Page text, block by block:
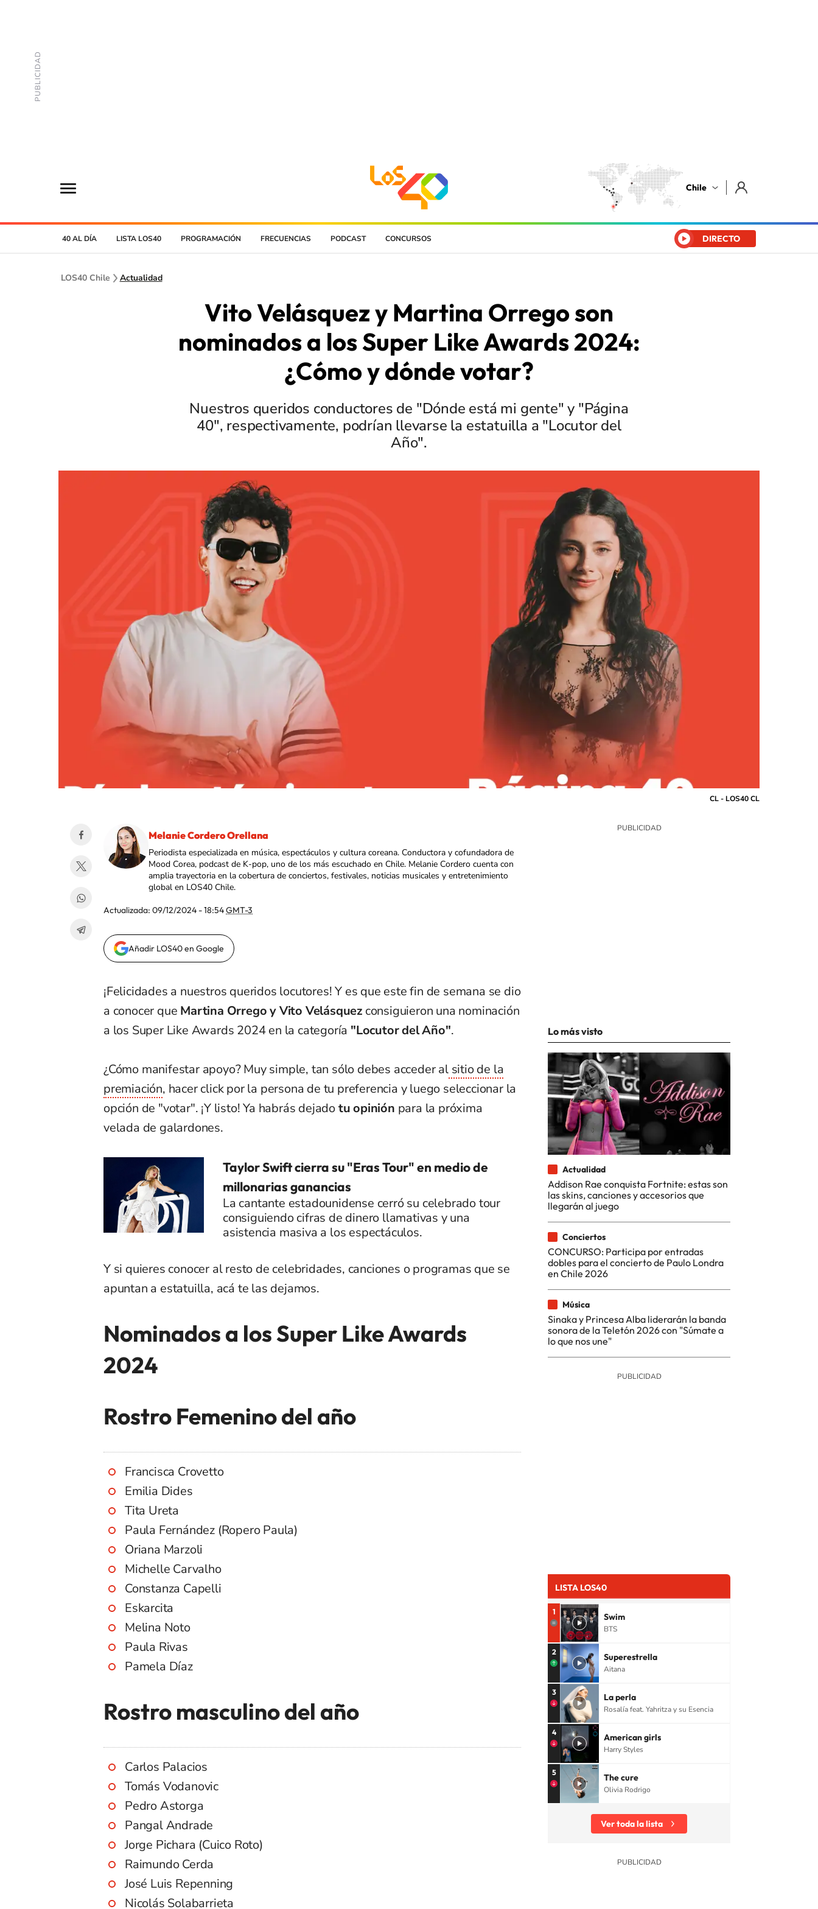
Chile
40 AL DÍA LISTA LOS40 PROGRAMACIÓN FRECUENCIAS PODCAST CONCURSOS DIRECTO
LOS40 Chile Actualidad
Vito Velásquez y Martina Orrego son
nominados a los Super Like Awards 2024:
¿Cómo y dónde votar?
Nuestros queridos conductores de "Dónde está mi gente" y "Página
40", respectivamente, podrían llevarse la estatuilla a "Locutor del
Año".
CL - LOS40 CL
Melanie Cordero Orellana
Periodista especializada en música, espectáculos y cultura coreana. Conductora y cofundadora de
Mood Corea, podcast de K-pop, uno de los más escuchado en Chile. Melanie Cordero cuenta con
amplia trayectoria en la cobertura de conciertos, festivales, noticias musicales y entretenimiento
global en LOS40 Chile.
Actualizada: 09/12/2024 - 18:54GMT-3
Añadir LOS40 en Google
¡Felicidades a nuestros queridos locutores! Y es que este fin de semana se dio
a conocer que Martina Orrego y Vito Velásquez consiguieron una nominación
a los Super Like Awards 2024 en la categoría "Locutor del Año".
¿Cómo manifestar apoyo? Muy simple, tan sólo debes acceder alsitio de la
premiación, hacer click por la persona de tu preferencia y luego seleccionar la
opción de "votar". ¡Y listo! Ya habrás dejadotu opinión para la próxima
velada de galardones.
Taylor Swift cierra su "Eras Tour" en medio de
millonarias ganancias
La cantante estadounidense cerró su celebrado tour
consiguiendo cifras de dinero llamativas y una
asistencia masiva a los espectáculos.
Y si quieres conocer al resto de celebridades, canciones o programas que se
apuntan a estatuilla, acá te las dejamos.
Nominados a los Super Like Awards
2024
Rostro Femenino del año
Francisca Crovetto
Emilia Dides
Tita Ureta
Paula Fernández (Ropero Paula)
Oriana Marzoli
Michelle Carvalho
Constanza Capelli
Eskarcita
Melina Noto
Paula Rivas
Pamela Díaz
Rostro masculino del año
Carlos Palacios
Tomás Vodanovic
Pedro Astorga
Pangal Andrade
Jorge Pichara (Cuico Roto)
Raimundo Cerda
José Luis Repenning
Nicolás Solabarrieta
Lo más visto
Actualidad
Addison Rae conquista Fortnite: estas son
las skins, canciones y accesorios que
llegarán al juego
Conciertos
CONCURSO: Participa por entradas
dobles para el concierto de Paulo Londra
en Chile 2026
Música
Sinaka y Princesa Alba liderarán la banda
sonora de la Teletón 2026 con "Súmate a
lo que nos une"
LISTA LOS40
1 Swim
BTS
2 Superestrella
Aitana
3 La perla
Rosalía feat. Yahritza y su Esencia
4 American girls
Harry Styles
5 The cure
Olivia Rodrigo
Ver toda la lista